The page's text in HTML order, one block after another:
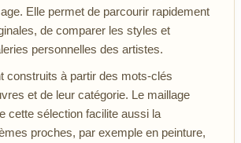
Elle permet de parcourir rapidement
de comparer les styles et
personnelles des artistes.
construits à partir des mots-clés
et de leur catégorie. Le maillage
cette sélection facilite aussi la
proches, par exemple en peinture,